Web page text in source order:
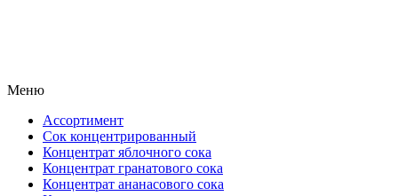
Меню
Ассортимент
Сок концентрированный
Концентрат яблочного сока
Концентрат гранатового сока
Концентрат ананасового сока